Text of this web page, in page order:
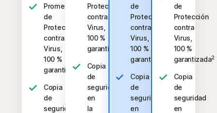
Promesa
de
Protección
contra
Virus,
100 %
garantizada
Copia
de
seguridad
Protección
contra
Virus,
100 %
garantizada
Copia
de
seguridad
en
la
de
Protección
contra
Virus,
100 %
garantizada
Copia
de
seguridad
en
de
Protección
contra
Virus,
100 %
garantizada2
Copia
de
seguridad
en